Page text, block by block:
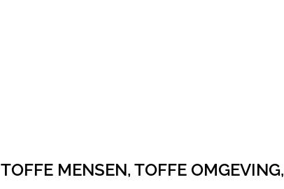
TOFFE MENSEN, TOFFE OMGEVING,